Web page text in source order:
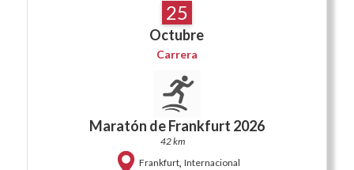
25
Octubre
Carrera
Maratón de Frankfurt 2026
42 km
Frankfurt, Internacional